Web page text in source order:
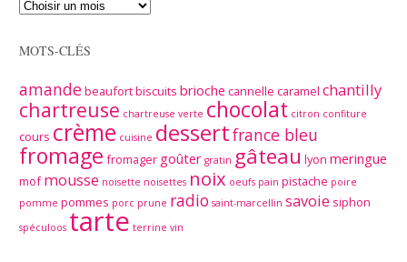
MOTS-CLÉS
amandebeaufortbiscuits brioche cannelle caramel chantilly
chartreuse chartreuse verte chocolat citron confiture
cours crème cuisine dessertfrance bleu
fromage fromager goûter gratin gâteau lyon meringue
mof mousse noisette noisettes noix oeufs pain pistache poire
pomme pommes porc prune radio saint-marcellin savoie siphon
spéculoos tarte terrine vin